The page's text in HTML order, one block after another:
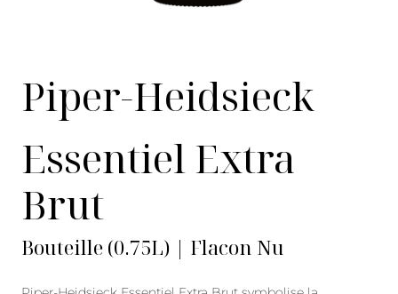
Piper-Heidsieck
Essentiel Extra
Brut
Bouteille (0.75L) | Flacon Nu